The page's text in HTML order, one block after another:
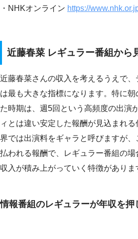
・NHKオンライン https://
近藤春菜 レギュラー番組から
近藤春菜さんの収入を考えるうえで、
は最も大きな指標になります。特に
た時期は、週5回という高頻度の出演
ィとは違い安定した報酬が見込まれ
界では出演料をギャラと呼びますが
払われる報酬で、レギュラー番組の
収入が積み上がっていく特徴がありま
情報番組のレギュラーが年収を押